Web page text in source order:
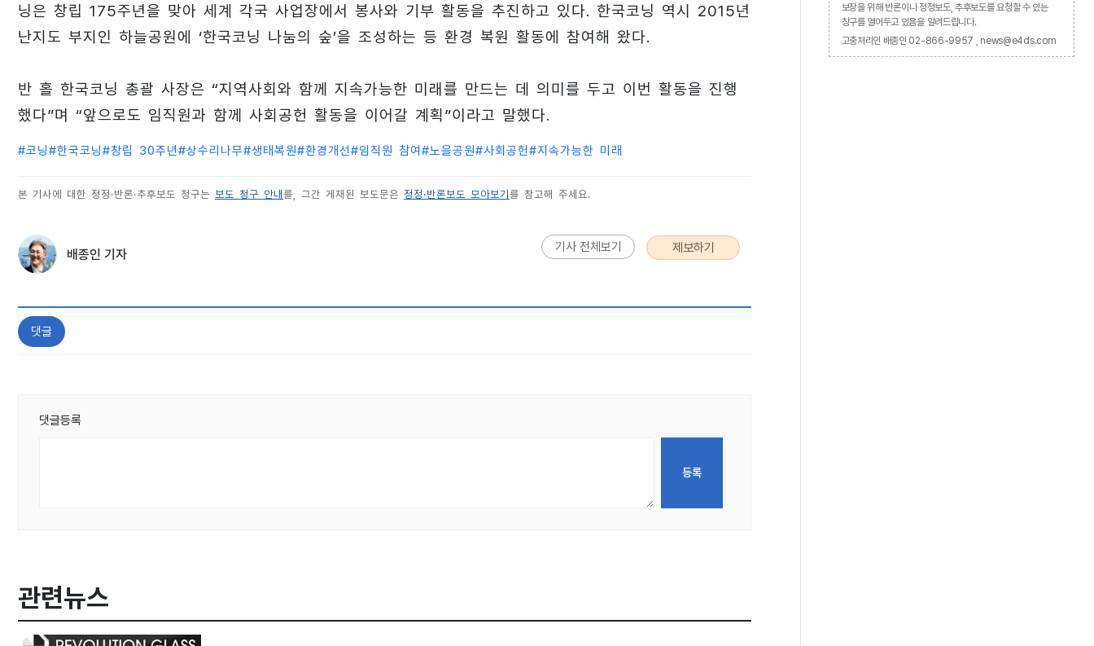
닝은 창립 175주년을 맞아 세계 각국 사업장에서 봉사와 기부 활동을 추진하고 있다. 한국코닝 역시 2015년
난지도 부지인 하늘공원에 ‘한국코닝 나눔의 숲’을 조성하는 등 환경 복원 활동에 참여해 왔다.
반 홀 한국코닝 총괄 사장은 “지역사회와 함께 지속가능한 미래를 만드는 데 의미를 두고 이번 활동을 진행
했다”며 “앞으로도 임직원과 함께 사회공헌 활동을 이어갈 계획”이라고 말했다.
#코닝#한국코닝#창립 30주년#상수리나무#생태복원#환경개선#임직원 참여 #노을공원#사회공헌#지속가능한 미래
본 기사에 대한 정정·반론·추후보도 청구는 보도 청구 안내 를, 그간 게재된 보도문은 정정·반론보도 모아보기 를 참고해 주세요.
배종인 기자 기사 전체보기 제보하기
댓글
댓글등록
관련뉴스
보장을 위해 반론이나 정정보도, 추후보도를 요청할 수 있는
창구를 열어두고 있음을 알려드립니다.
고충처리인 배종인 02-866-9957 , news@e4ds.com